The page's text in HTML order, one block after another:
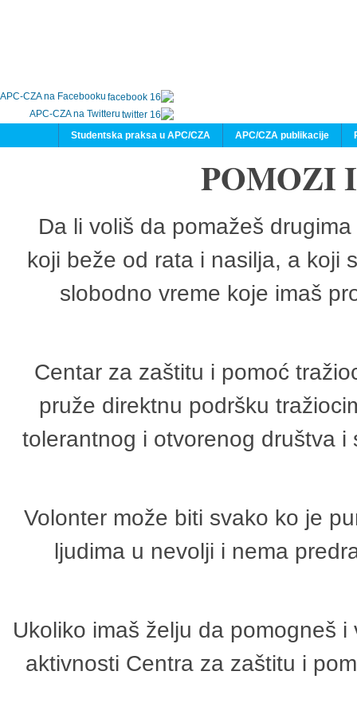
APC-CZA na Facebooku
APC-CZA na Twitteru
APC/CZA publikacije
Studentska praksa u APC/CZA
POMOZI
Da li voliš da pomažeš
koji beže od rata i nasilja, a koji
slobodno vreme koje imaš
Centar za zaštitu i pomoć
pruže direktnu podršku
tolerantnog i otvorenog društva
Volonter može biti svako ko je
ljudima u nevolji i nema
Ukoliko imaš želju da pomogneš
aktivnosti Centra za zaštitu i